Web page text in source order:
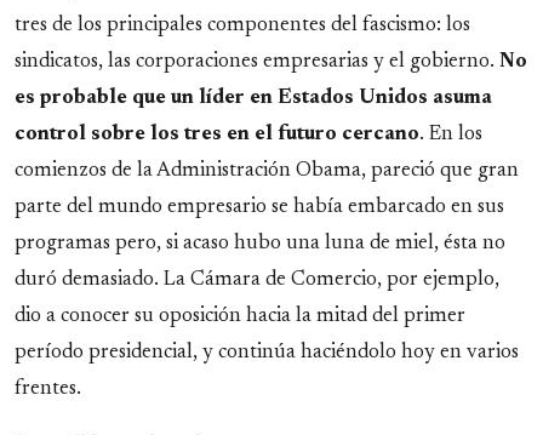
tres de los principales componentes del fascismo: los
sindicatos, las corporaciones empresarias y el gobierno. No
es probable que un líder en Estados Unidos asuma
control sobre los tres en el futuro cercano. En los
comienzos de la Administración Obama, pareció que gran
parte del mundo empresario se había embarcado en sus
programas pero, si acaso hubo una luna de miel, ésta no
duró demasiado. La Cámara de Comercio, por ejemplo,
dio a conocer su oposición hacia la mitad del primer
período presidencial, y continúa haciéndolo hoy en varios
frentes.